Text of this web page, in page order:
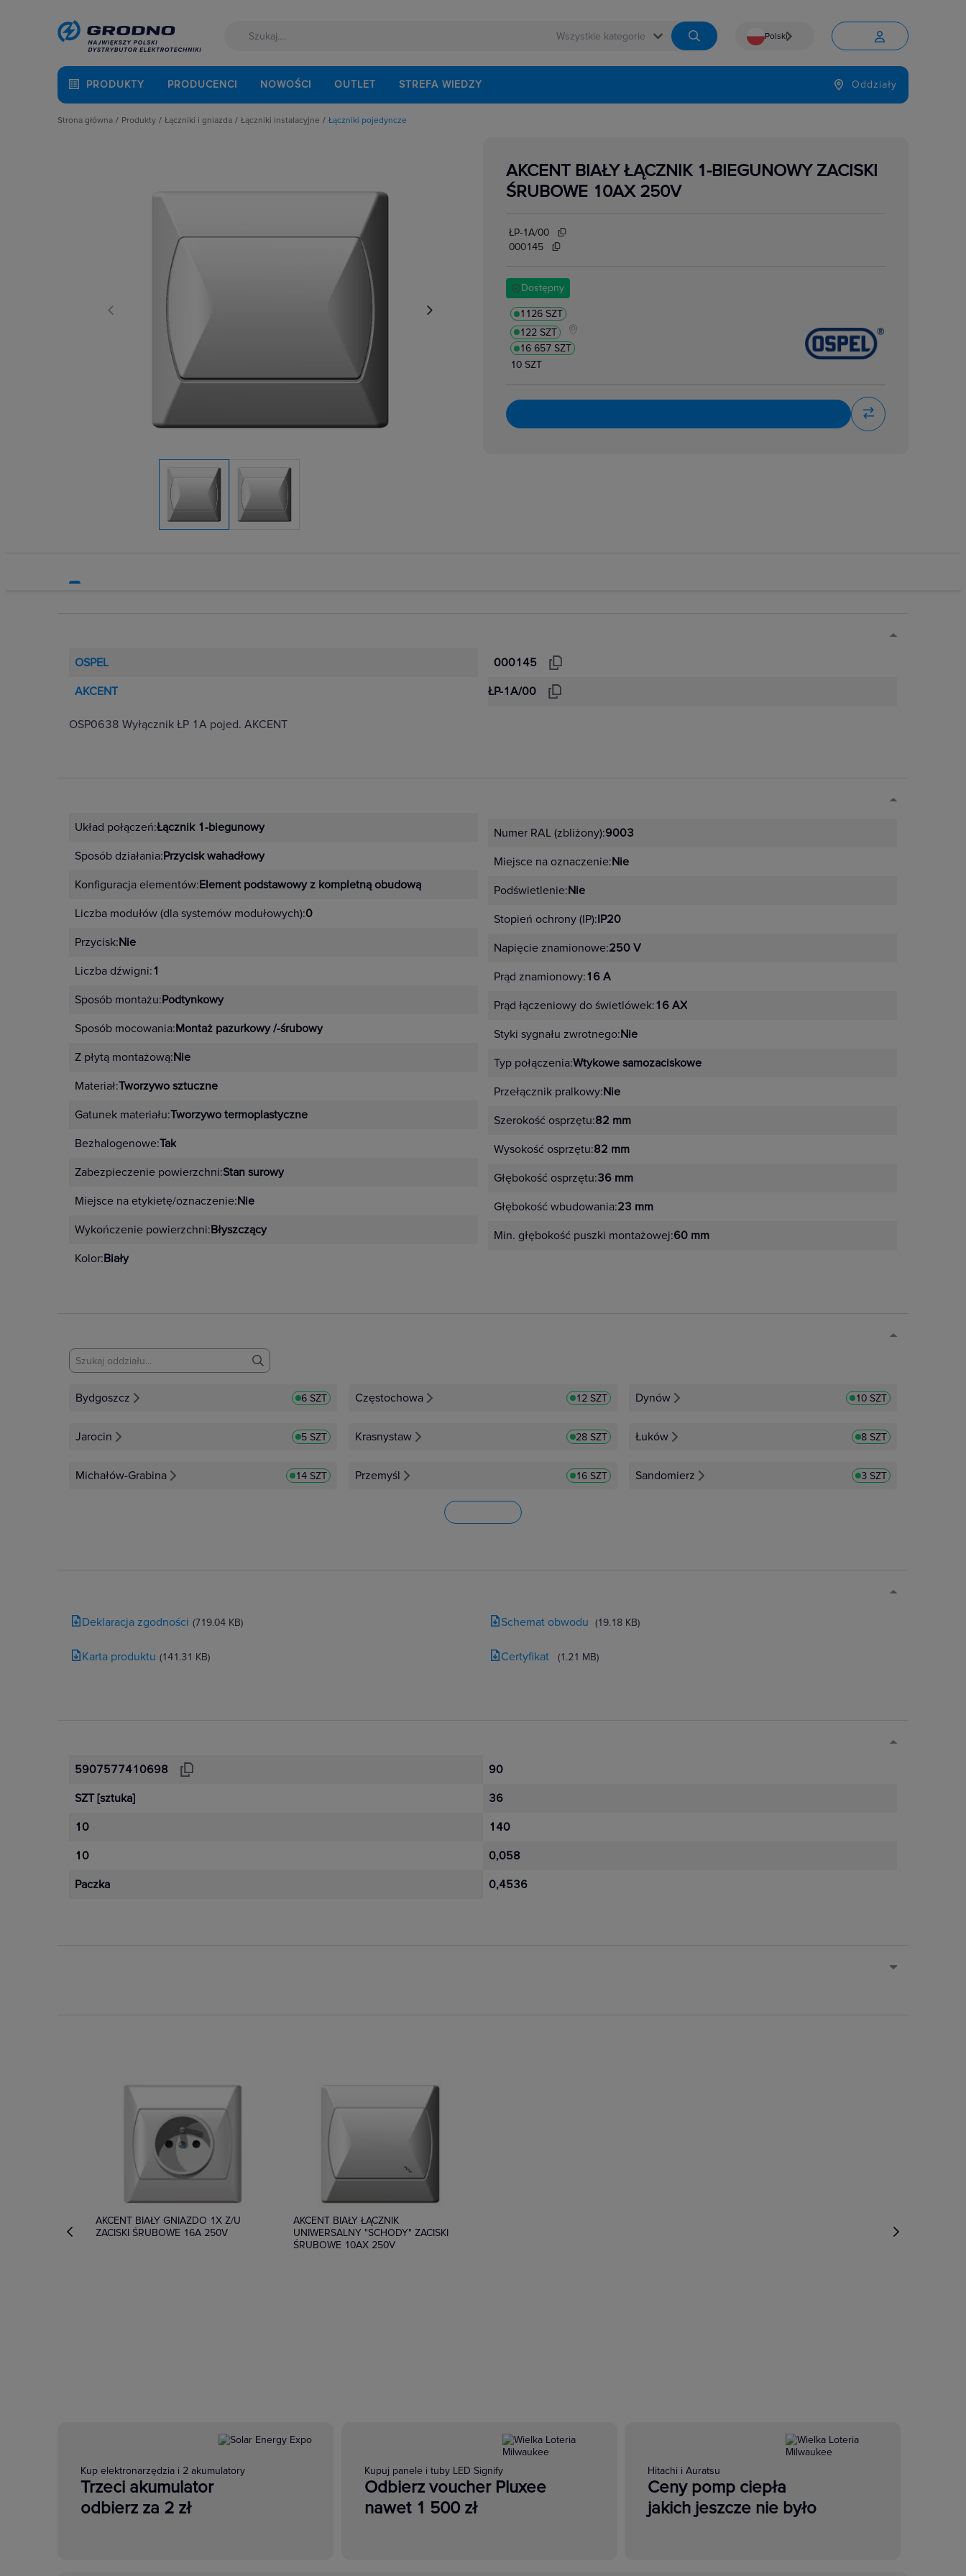
 Polski
Język

PRODUKTY PRODUCENCI NOWOŚCI OUTLET STREFA WIEDZY Oddziały
Strona główna
Produkty
Odzież ochronna i BHP
Osprzęt siłowy, przenośny
Oświetlenie
Pompy ciepła
Prowadzenie kabli
Rozdzielnice i obudowy
Sieci zewnętrzne
Systemy bezpieczeństwa
Systemy HVAC
Technika grzewcza
Technika instalacyjna
Łączniki i gniazda
Termostaty i regulatory
Łączniki instalacyjne
Radia i głośniki
Łączniki pojedyncze
AKCENT BIAŁY ŁĄCZNIK 1-BIEGUNOWY ZACISKI
ŚRUBOWE 10AX 250V
ŁP-1A/00
000145
Dostępny
1126 SZT
122 SZT
16 657 SZT
10 SZT
OSPEL
000145
AKCENT
ŁP-1A/00
OSP0638 Wyłącznik ŁP 1A pojed. AKCENT
Układ połączeń:Łącznik 1-biegunowy
Sposób działania:Przycisk wahadłowy
Konfiguracja elementów:Element podstawowy z kompletną obudową
Liczba modułów (dla systemów modułowych):0
Przycisk:Nie
Liczba dźwigni:1
Sposób montażu:Podtynkowy
Sposób mocowania:Montaż pazurkowy /-śrubowy
Z płytą montażową:Nie
Materiał:Tworzywo sztuczne
Gatunek materiału:Tworzywo termoplastyczne
Bezhalogenowe:Tak
Zabezpieczenie powierzchni:Stan surowy
Miejsce na etykietę/oznaczenie:Nie
Wykończenie powierzchni:Błyszczący
Kolor:Biały
Numer RAL (zbliżony):9003
Miejsce na oznaczenie:Nie
Podświetlenie:Nie
Stopień ochrony (IP):IP20
Napięcie znamionowe:250 V
Prąd znamionowy:16 A
Prąd łączeniowy do świetlówek:16 AX
Styki sygnału zwrotnego:Nie
Typ połączenia:Wtykowe samozaciskowe
Przełącznik pralkowy:Nie
Szerokość osprzętu:82 mm
Wysokość osprzętu:82 mm
Głębokość osprzętu:36 mm
Głębokość wbudowania:23 mm
Min. głębokość puszki montażowej:60 mm
Bydgoszcz 6 SZT Częstochowa 12 SZT Dynów 10 SZT
Jarocin 5 SZT Krasnystaw 28 SZT Łuków 8 SZT
Michałów-Grabina 14 SZT Przemyśl 16 SZT Sandomierz 3 SZT
Deklaracja zgodności (719.04 KB)
Karta produktu (141.31 KB)
Schemat obwodu (19.18 KB)
Certyfikat (1.21 MB)
5907577410698
SZT [sztuka]
10
10
Paczka
90
36
140
0,058
0,4536
AKCENT BIAŁY GNIAZDO 1X Z/U
ZACISKI ŚRUBOWE 16A 250V
AKCENT BIAŁY ŁĄCZNIK
UNIWERSALNY "SCHODY" ZACISKI
ŚRUBOWE 10AX 250V
Kup elektronarzędzia i 2 akumulatory
Trzeci akumulator
odbierz za 2 zł
Kupuj panele i tuby LED Signify
Odbierz voucher Pluxee
nawet 1 500 zł
Hitachi i Auratsu
Ceny pomp ciepła
jakich jeszcze nie było